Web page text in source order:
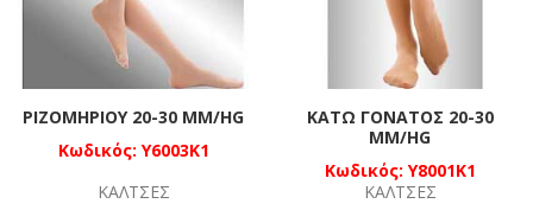
ΡΙΖΟΜΗΡΊΟΥ 20-30 MM/HG
Κωδικός: Y6003K1
ΚΆΛΤΣΕΣ
ΚΆΤΩ ΓΟΝΑΤΟΣ 20-30
MM/HG
Κωδικός: Y8001K1
ΚΆΛΤΣΕΣ